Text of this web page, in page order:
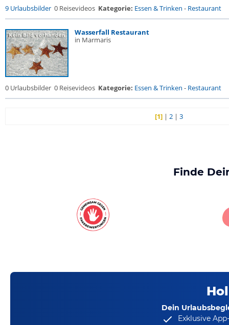
9 Urlaubsbilder 0 Reisevideos Kategorie: Essen & Trinken - Restaurant
Wasserfall Restaurant
in Marmaris
0 Urlaubsbilder 0 Reisevideos Kategorie: Essen & Trinken - Restaurant
[1] |2 |3
Finde
Dein
Exklusive